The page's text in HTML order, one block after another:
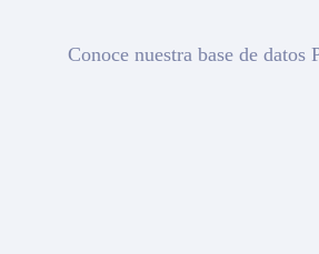
Conoce nuestra base de datos